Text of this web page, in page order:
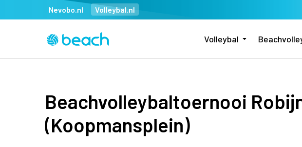
Nevobo.nl Volleybal.nl
Volleybal
Beachvolleybaltoernooi
(Koopmansplein)